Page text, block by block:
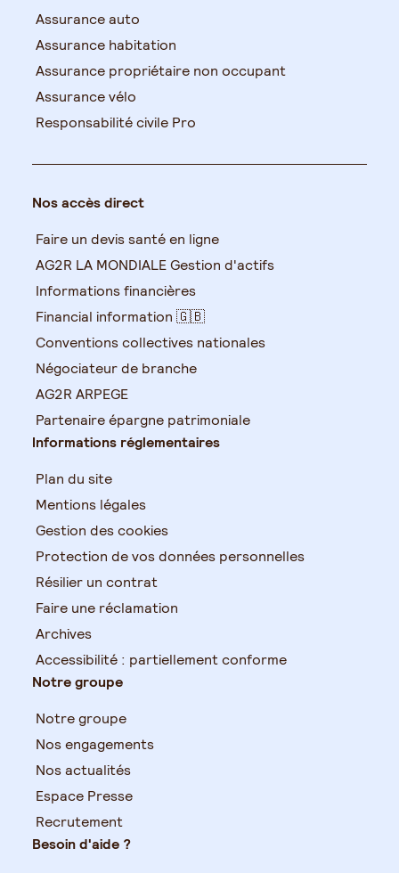
Assurance auto
Assurance habitation
Assurance propriétaire non occupant
Assurance vélo
Responsabilité civile Pro
Nos accès direct
Faire un devis santé en ligne
AG2R LA MONDIALE Gestion d'actifs
Informations financières
Financial information 🇬🇧
Conventions collectives nationales
Négociateur de branche
AG2R ARPEGE
Partenaire épargne patrimoniale
Informations réglementaires
Plan du site
Mentions légales
Gestion des cookies
Protection de vos données personnelles
Résilier un contrat
Faire une réclamation
Archives
Accessibilité : partiellement conforme
Notre groupe
Notre groupe
Nos engagements
Nos actualités
Espace Presse
Recrutement
Besoin d'aide ?